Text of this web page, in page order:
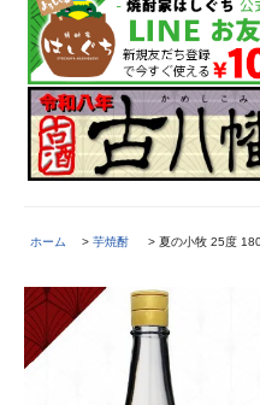
ホーム > 芋焼酎 > 夏の小牧 25度